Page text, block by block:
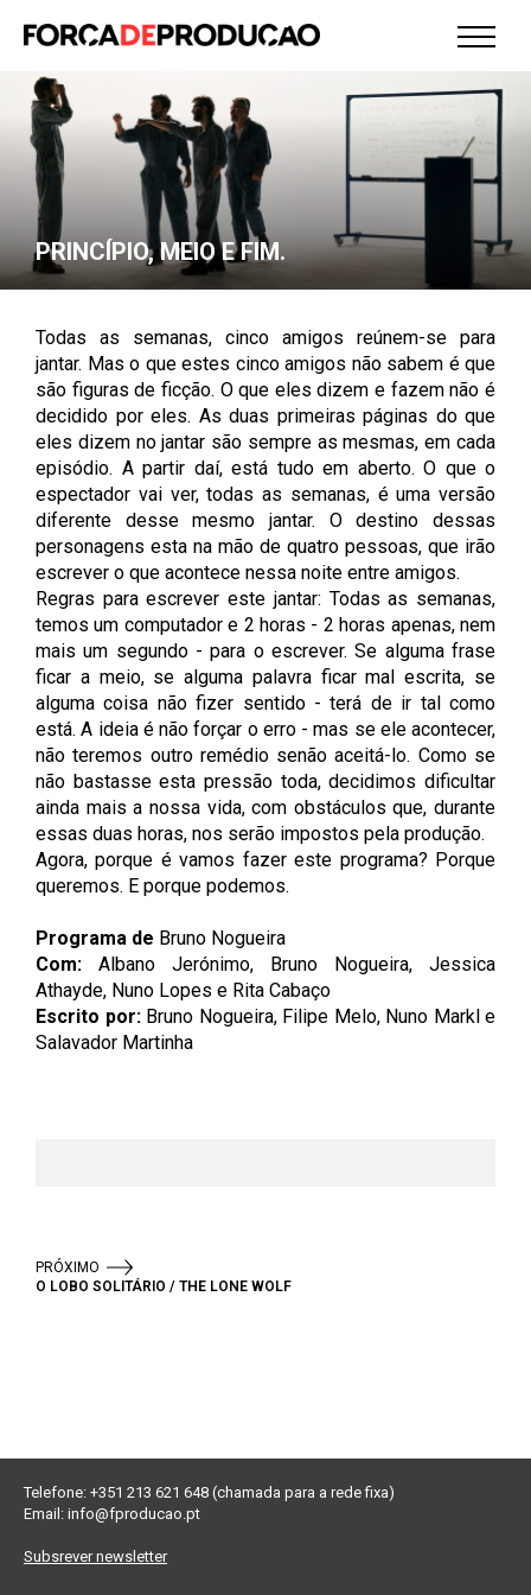
PRINCÍPIO, MEIO E FIM.
Todas as semanas, cinco amigos reúnem-se para
jantar. Mas o que estes cinco amigos não sabem é que
são figuras de ficção. O que eles dizem e fazem não é
decidido por eles. As duas primeiras páginas do que
eles dizem no jantar são sempre as mesmas, em cada
episódio. A partir daí, está tudo em aberto. O que o
espectador vai ver, todas as semanas, é uma versão
diferente desse mesmo jantar. O destino dessas
personagens esta na mão de quatro pessoas, que irão
escrever o que acontece nessa noite entre amigos.
Regras para escrever este jantar: Todas as semanas,
temos um computador e 2 horas - 2 horas apenas, nem
mais um segundo - para o escrever. Se alguma frase
ficar a meio, se alguma palavra ficar mal escrita, se
alguma coisa não fizer sentido - terá de ir tal como
está. A ideia é não forçar o erro - mas se ele acontecer,
não teremos outro remédio senão aceitá-lo. Como se
não bastasse esta pressão toda, decidimos dificultar
ainda mais a nossa vida, com obstáculos que, durante
essas duas horas, nos serão impostos pela produção.
Agora, porque é vamos fazer este programa? Porque
queremos. E porque podemos.
Programa de Bruno Nogueira
Com: Albano Jerónimo, Bruno Nogueira, Jessica
Athayde, Nuno Lopes e Rita Cabaço
Escrito por:Bruno Nogueira, Filipe Melo, Nuno Markl e
Salavador Martinha
PRÓXIMO
O LOBO SOLITÁRIO / THE LONE WOLF
Telefone: +351 213 621 648 (chamada para a rede fixa)
Email: info@fproducao.pt
Subsrever newsletter